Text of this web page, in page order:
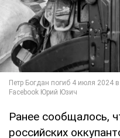
Ранее сообщалось,
российских